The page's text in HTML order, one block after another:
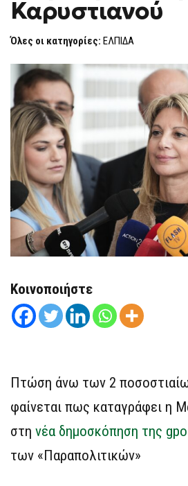
ΚΑΡΥΣΤΙΑΝΟΎ
Καρυστιανού
Όλες οι κατηγορίες: ΕΛΠΙΔΑ
Κοινοποιήστε
Πτώση άνω των 2
φαίνεται πως καταγράφει η
στη νέα δημοσκόπηση της gpo
των «Παραπολιτικών»